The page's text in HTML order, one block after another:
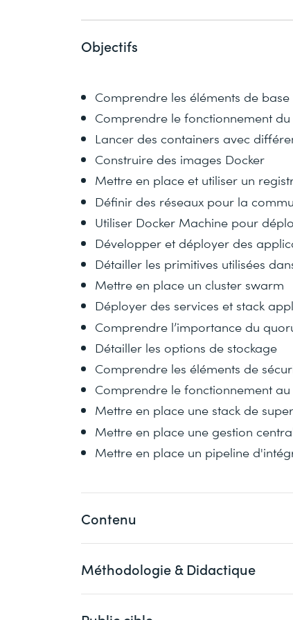
Objectifs
Comprendre les éléments de
Comprendre le fonctionnement
Lancer des containers avec
Construire des images Docker
Mettre en place et utiliser un
Définir des réseaux pour la
Utiliser Docker Machine pour
Développer et déployer des
Détailler les primitives utilisées
Mettre en place un cluster swarm
Déployer des services et stack
Comprendre l’importance du
Détailler les options de stockage
Comprendre les éléments de
Comprendre le fonctionnement
Mettre en place une stack de
Mettre en place une gestion
Mettre en place un pipeline
Contenu
Quick Wins
Des concepts utiles
Méthodologie & Didactique